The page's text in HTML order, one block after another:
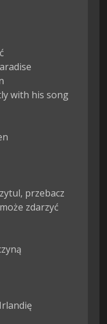
with his song
przebacz
zdarzyć